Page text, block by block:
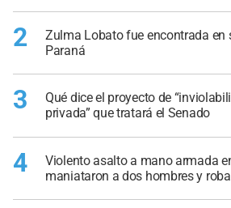
2
Zulma Lobato fue encontrada en
Paraná
3
Qué dice el proyecto de
privada” que tratará el Senado
4
Violento asalto a mano armada
maniataron a dos hombres y